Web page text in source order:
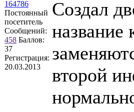
164786
Постоянный
посетитель
Сообщений:
458 Баллов:
37
Регистрация:
20.03.2013
Создал
название
второй